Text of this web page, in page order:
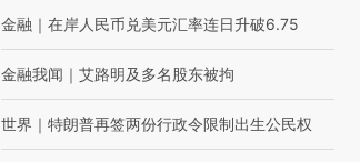
金融 ｜ 在岸人民币兑美元汇率连日升破6.75
金融我闻 ｜ 艾路明及多名股东被拘
世界 ｜ 特朗普再签两份行政令限制出生公民权